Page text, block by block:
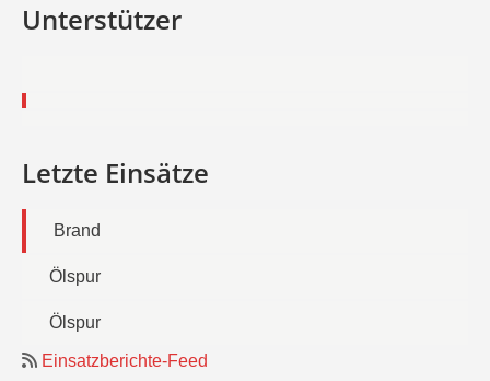
Unterstützer
Letzte Einsätze
Brand
Ölspur
Ölspur
Einsatzberichte-Feed